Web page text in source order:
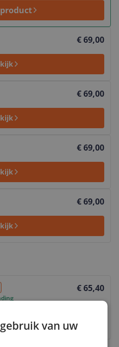
€ 69,00
€ 69,00
€ 69,00
€ 69,00
€ 65,40
van uw